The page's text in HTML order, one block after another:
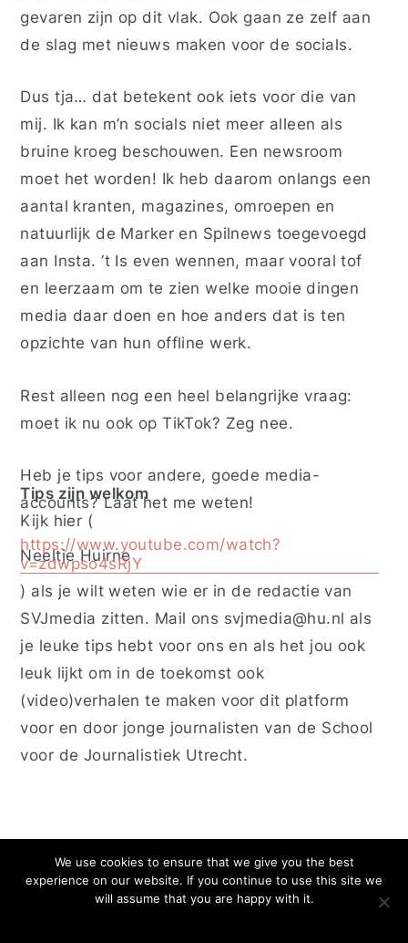
gevaren zijn op dit vlak. Ook gaan ze zelf aan
de slag met nieuws maken voor de socials.
Dus tja… dat betekent ook iets voor die van
mij. Ik kan m’n socials niet meer alleen als
bruine kroeg beschouwen. Een newsroom
moet het worden! Ik heb daarom onlangs een
aantal kranten, magazines, omroepen en
natuurlijk de Marker en Spilnews toegevoegd
aan Insta. ’t Is even wennen, maar vooral tof
en leerzaam om te zien welke mooie dingen
media daar doen en hoe anders dat is ten
opzichte van hun offline werk.
Rest alleen nog een heel belangrijke vraag:
moet ik nu ook op TikTok? Zeg nee.
Heb je tips voor andere, goede media-
accounts? Laat het me weten!
Neeltje Huirne
Tips zijn welkom
Kijk hier (
https://www.youtube.com/watch?
v=zdwpso4sRjY
) als je wilt weten wie er in de redactie van
SVJmedia zitten. Mail ons svjmedia@hu.nl als
je leuke tips hebt voor ons en als het jou ook
leuk lijkt om in de toekomst ook
(video)verhalen te maken voor dit platform
voor en door jonge journalisten van de School
voor de Journalistiek Utrecht.
Privacy
Cookies
Deze website is afkomstig van de School voor Journalistiek
We use cookies to ensure that we give you the best
experience on our website. If you continue to use this site we
will assume that you are happy with it.